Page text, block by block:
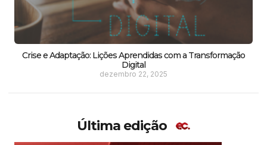
Crise e Adaptação: Lições Aprendidas com a Transformação
Digital
dezembro 22, 2025
Última edição